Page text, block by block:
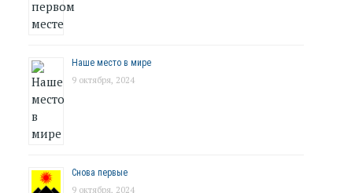
Наше место в мире
9 октября, 2024
Снова первые
9 октября, 2024